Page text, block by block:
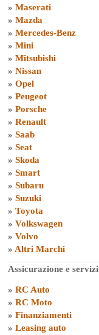
» Maserati
» Mazda
» Mercedes-Benz
» Mini
» Mitsubishi
» Nissan
» Opel
» Peugeot
» Porsche
» Renault
» Saab
» Seat
» Skoda
» Smart
» Subaru
» Suzuki
» Toyota
» Volkswagen
» Volvo
» Altri Marchi
Assicurazione e servizi
» RC Auto
» RC Moto
» Finanziamenti
» Leasing auto